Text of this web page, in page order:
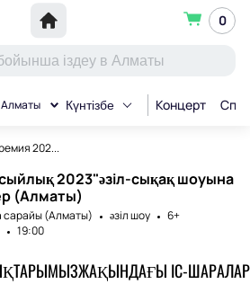
0
Алматы Күнтізбе Концерт
202...
2023"әзіл-сықақ шоуына
(Алматы)
сарайы (Алматы) әзіл шоу
6+
19:00
ЖАҚЫНДАҒЫ ІС-ШАРАЛАР